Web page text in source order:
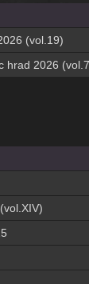
(vol.19)
hrad 2026